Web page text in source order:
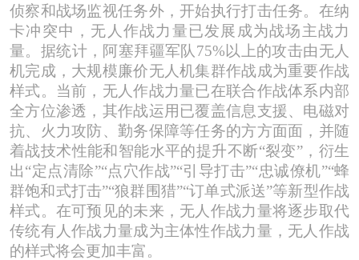
侦察和战场监视任务外，开始执行打击任务。在纳
卡冲突中，无人作战力量已发展成为战场主战力
量。据统计，阿塞拜疆军队 75%以上的攻击由无人
机完成，大规模廉价无人机集群作战成为重要作战
样式。当前，无人作战力量已在联合作战体系内部
全方位渗透，其作战运用已覆盖信息支援、电磁对
抗、火力攻防、勤务保障等任务的方方面面，并随
着战技术性能和智能水平的提升不断“裂变”，衍生
出“定点清除”“点穴作战”“引导打击”“忠诚僚机”“蜂
群饱和式打击”“狼群围猎”“订单式派送”等新型作战
样式。在可预见的未来，无人作战力量将逐步取代
传统有人作战力量成为主体性作战力量，无人作战
的样式将会更加丰富。